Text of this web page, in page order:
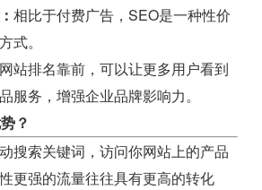
相比于付费广告，SEO是一种性价
式。
网站排名靠前，可以让更多用户看到
服务，增强企业品牌影响力。
？
搜索关键词，访问你网站上的产品
更强的流量往往具有更高的转化